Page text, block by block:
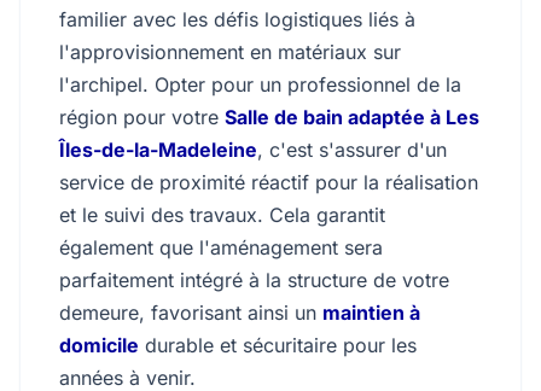
familier avec les défis logistiques liés à
l'approvisionnement en matériaux sur
l'archipel. Opter pour un professionnel de la
région pour votre Salle de bain adaptée à Les
Îles-de-la-Madeleine, c'est s'assurer d'un
service de proximité réactif pour la réalisation
et le suivi des travaux. Cela garantit
également que l'aménagement sera
parfaitement intégré à la structure de votre
demeure, favorisant ainsi un maintien à
domicile durable et sécuritaire pour les
années à venir.